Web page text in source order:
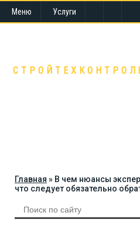
Главная » В чем нюансы
что следует обязательно
Меню Услуги